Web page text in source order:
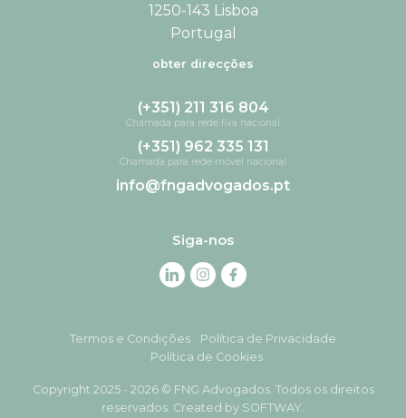
1250-143 Lisboa
Portugal
obter direcções
(+351) 211 316 804
Chamada para rede fixa nacional
(+351) 962 335 131
Chamada para rede móvel nacional
info@fngadvogados.pt
Siga-nos
Termos e Condições
Política de Privacidade
Política de Cookies
Copyright 2025 - 2026 © FNG Advogados. Todos os direitos
reservados. Created by SOFTWAY.